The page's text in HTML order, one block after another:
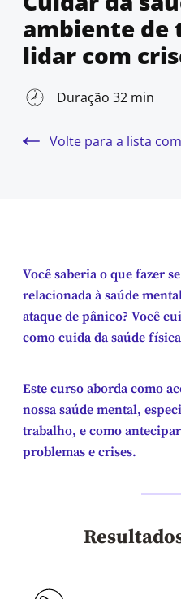
ambiente de
lidar com
Duração 32 min
Volte para a lista
Você saberia o que fazer
relacionada à saúde
ataque de pânico? Você
como cuida da saúde
Este curso aborda como
nossa saúde mental,
trabalho, e como
problemas e crises.